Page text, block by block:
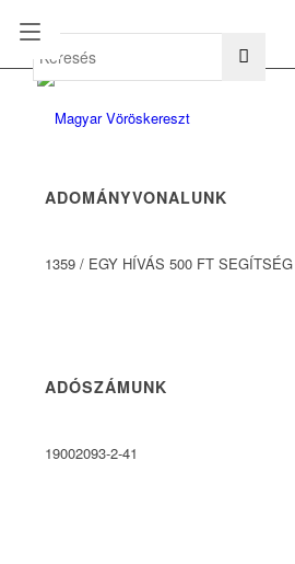
ADOMÁNYVONALUNK
1359 / EGY HÍVÁS 500 FT SEGÍTSÉG
ADÓSZÁMUNK
19002093-2-41